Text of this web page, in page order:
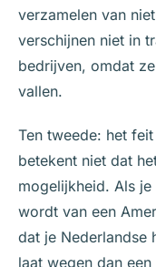
verzamelen van
verschijnen niet in
bedrijven, omdat
vallen.
Ten tweede: het
betekent niet dat
mogelijkheid. Als
wordt van een
dat je Nederlandse
laat wegen dan